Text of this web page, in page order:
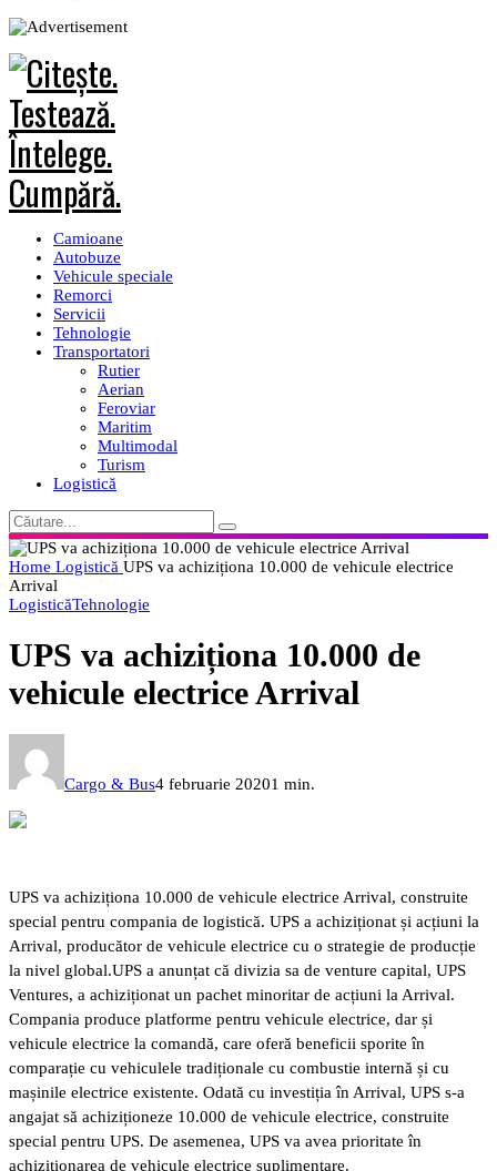
Camioane
Autobuze
Vehicule speciale
Remorci
Servicii
Tehnologie
Transportatori
Rutier
Aerian
Feroviar
Maritim
Multimodal
Turism
Logistică
Home Logistică UPS va achiziționa 10.000 de vehicule electrice
Arrival
LogisticăTehnologie
UPS va achiziționa 10.000 de
vehicule electrice Arrival
Cargo & Bus4 februarie 20201 min.
UPS va achiziționa 10.000 de vehicule electrice Arrival, construite
special pentru compania de logistică. UPS a achiziționat și acțiuni la
Arrival, producător de vehicule electrice cu o strategie de producție
la nivel global.UPS a anunțat că divizia sa de venture capital, UPS
Ventures, a achiziționat un pachet minoritar de acțiuni la Arrival.
Compania produce platforme pentru vehicule electrice, dar și
vehicule electrice la comandă, care oferă beneficii sporite în
comparație cu vehiculele tradiționale cu combustie internă și cu
mașinile electrice existente. Odată cu investiția în Arrival, UPS s-a
angajat să achiziționeze 10.000 de vehicule electrice, construite
special pentru UPS. De asemenea, UPS va avea prioritate în
achiziționarea de vehicule electrice suplimentare.